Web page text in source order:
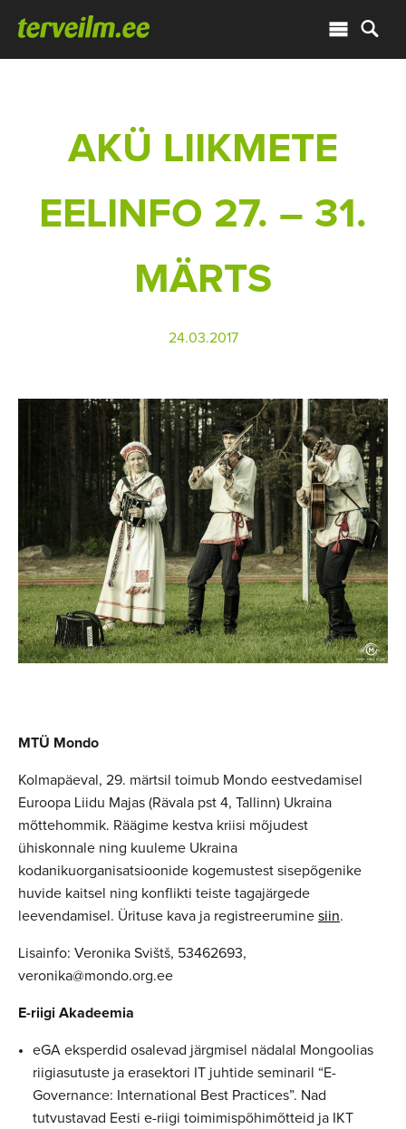
AKÜ LIIKMETE
EELINFO 27. – 31.
MÄRTS
24.03.2017
MTÜ Mondo
Kolmapäeval, 29. märtsil toimub Mondo eestvedamisel
Euroopa Liidu Majas (Rävala pst 4, Tallinn) Ukraina
mõttehommik. Räägime kestva kriisi mõjudest
ühiskonnale ning kuuleme Ukraina
kodanikuorganisatsioonide kogemustest sisepõgenike
huvide kaitsel ning konflikti teiste tagajärgede
leevendamisel. Ürituse kava ja registreerumine siin.
Lisainfo: Veronika Svištš, 53462693,
veronika@mondo.org.ee
E-riigi Akadeemia
eGA eksperdid osalevad järgmisel nädalal Mongoolias
riigiasutuste ja erasektori IT juhtide seminaril “E-
Governance: International Best Practices”. Nad
tutvustavad Eesti e-riigi toimimispõhimõtteid ja IKT